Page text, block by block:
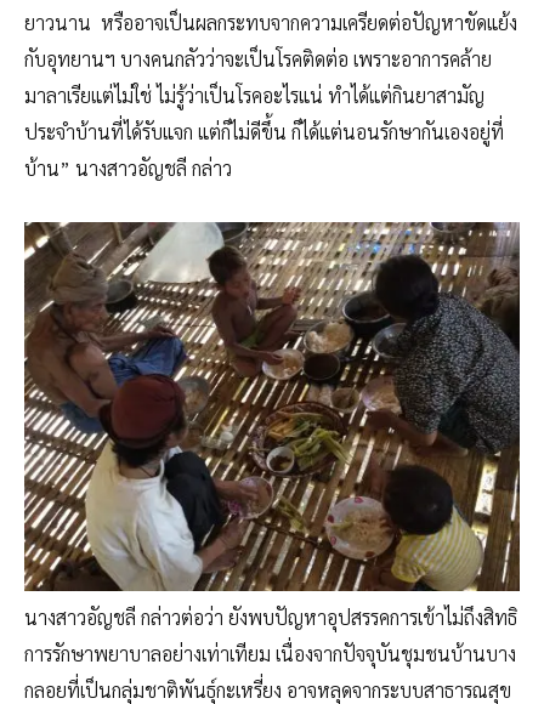
ยาวนาน หรืออาจเป็นผลกระทบจากความเครียดต่อปัญหาขัดแย้ง
กับอุทยานฯ บางคนกลัวว่าจะเป็นโรคติดต่อ เพราะอาการคล้าย
มาลาเรียแต่ไม่ใช่ ไม่รู้ว่าเป็นโรคอะไรแน่ ทำได้แต่กินยาสามัญ
ประจำบ้านที่ได้รับแจก แต่ก็ไม่ดีขึ้น ก็ได้แต่นอนรักษากันเองอยู่ที่
บ้าน” นางสาวอัญชลี กล่าว
นางสาวอัญชลี กล่าวต่อว่า ยังพบปัญหาอุปสรรคการเข้าไม่ถึงสิทธิ
การรักษาพยาบาลอย่างเท่าเทียม เนื่องจากปัจจุบันชุมชนบ้านบาง
กลอยที่เป็นกลุ่มชาติพันธุ์กะเหรี่ยง อาจหลุดจากระบบสาธารณสุข